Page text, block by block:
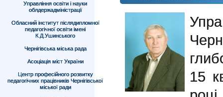
Управління освіти і науки
облдержадміністрації
Обласний інститут післядипломної
педагогічної освіти імені
К.Д.Ушинського
Чернігівська міська рада
Асоціація міст України
Центр професійного розвитку
педагогічних працівників Чернігівської
міської ради
15